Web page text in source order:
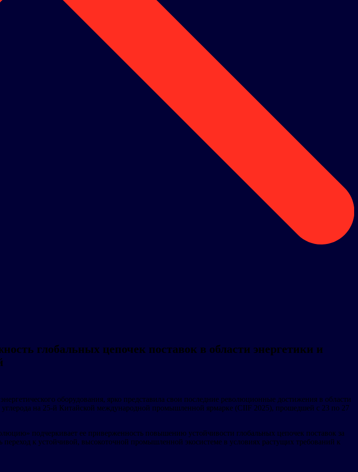
глобальных цепочек поставок в области энергетики и
оборудования, ярко представила свои последние революционные достижения в области
на 25-й Китайской международной промышленной ярмарке (CIIF 2025), прошедшей с 23 по 27
подчеркивает ее приверженность повышению устойчивости глобальных цепочек поставок за
переход к устойчивой, высокоточной промышленной экосистеме в условиях растущих требований к